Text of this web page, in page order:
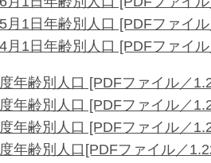
月1日年齢別人口 [PDFファイ
月1日年齢別人口 [PDFファイ
年齢別人口 [PDFファイル／
年齢別人口 [PDFファイル／
年齢別人口 [PDFファイル／
年齢別人口[PDFファイル／